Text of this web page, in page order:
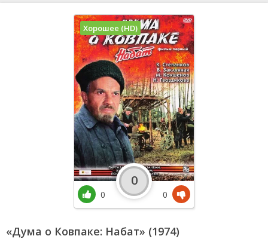
«Дума о Ковпаке: Набат» (1974)
Хорошее (HD)
0
0
0